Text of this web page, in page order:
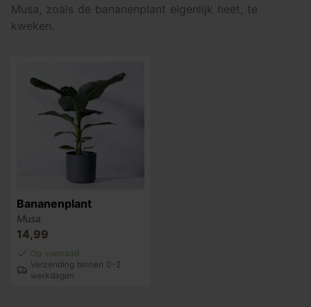
Musa, zoals de bananenplant eigenlijk heet, te
kweken.
Bananenplant
Musa
14,99
Op voorraad
Verzending binnen 0-2
werkdagen